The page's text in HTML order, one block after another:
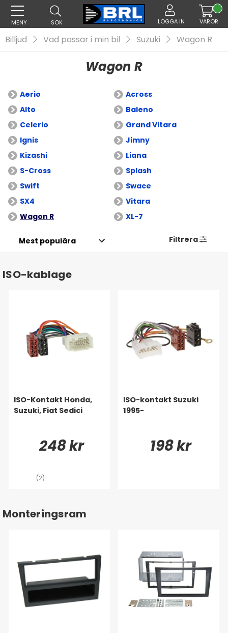
MENY SÖK LOGGA IN VAROR
Billjud Vad passar i min bil Suzuki Wagon R
Wagon R
Aerio
Across
Alto
Baleno
Celerio
Grand Vitara
Ignis
Jimny
Kizashi
Liana
S-Cross
Splash
Swift
Swace
SX4
Vitara
Wagon R
XL-7
Filtrera
ISO-kablage
ISO-Kontakt Honda,
Suzuki, Fiat Sedici
248 kr
(2)
ISO-kontakt Suzuki
1995-
198 kr
Monteringsram